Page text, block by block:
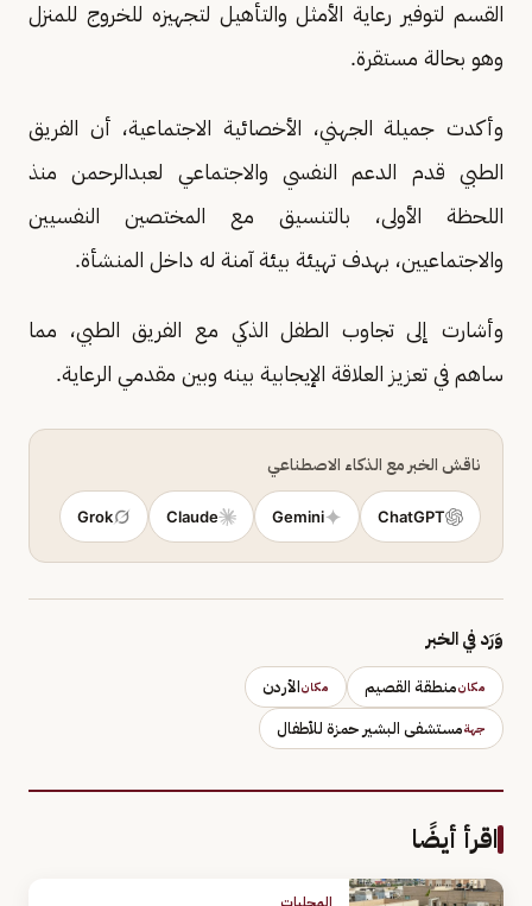
القسم لتوفير رعاية الأمثل والتأهيل لتجهيزه للخروج للمنزل
وهو بحالة مستقرة.
وأكدت جميلة الجهني، الأخصائية الاجتماعية، أن الفريق
الطبي قدم الدعم النفسي والاجتماعي لعبدالرحمن منذ
اللحظة الأولى، بالتنسيق مع المختصين النفسيين
والاجتماعيين، بهدف تهيئة بيئة آمنة له داخل المنشأة.
وأشارت إلى تجاوب الطفل الذكي مع الفريق الطبي، مما
ساهم في تعزيز العلاقة الإيجابية بينه وبين مقدمي الرعاية.
ناقش الخبر مع الذكاء الاصطناعي
ChatGPT
Gemini
Claude
Grok
وَرَد في الخبر
مكانمنطقة القصيم مكانالأردن
جهةمستشفى البشير حمزة للأطفال
اقرأ أيضًا
المحليات